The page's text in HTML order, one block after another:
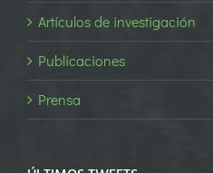
Artículos de investigación
Publicaciones
Prensa